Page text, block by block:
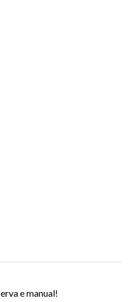
e manual!